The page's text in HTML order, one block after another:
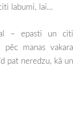
labumi, lai…
– epasti un citi
manas vakara
pat neredzu, kā un